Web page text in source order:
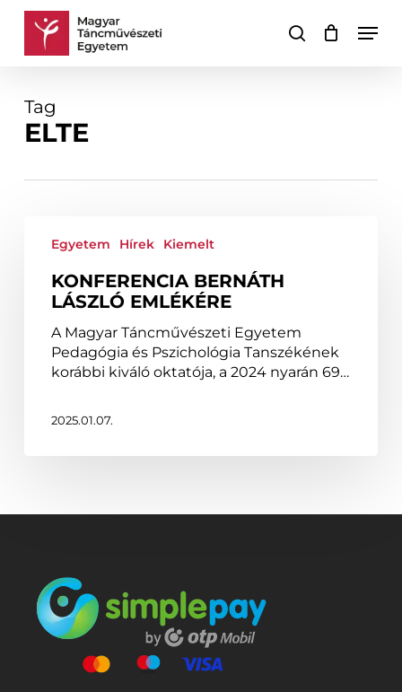
Skip
keresés
Kosár Kosár
Tag
ELTE
Bernáth
emlékére
Egyetem Hírek Kiemelt
KONFERENCIA BERNÁTH
LÁSZLÓ EMLÉKÉRE
A Magyar Táncművészeti Egyetem
Pedagógia és Pszichológia Tanszékének
korábbi kiváló oktatója, a 2024 nyarán 69…
2025.01.07.